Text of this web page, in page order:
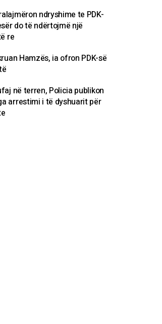
ndryshime te PDK-
do të ndërtojmë një
re
Hamzës, ia ofron PDK-së
në terren, Policia publikon
arrestimi i të dyshuarit për